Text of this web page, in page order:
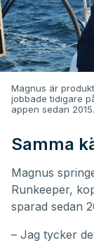
Magnus är
jobbade tidigare
appen sedan 2015.
Samma
Magnus
Runkeeper,
sparad sedan
– Jag tycker